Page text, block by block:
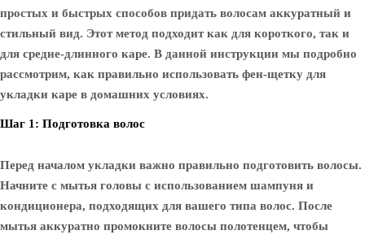
простых и быстрых способов придать волосам аккуратный и
стильный вид. Этот метод подходит как для короткого, так и
для средне-длинного каре. В данной инструкции мы подробно
рассмотрим, как правильно использовать фен-щетку для
укладки каре в домашних условиях.
Шаг 1: Подготовка волос
Перед началом укладки важно правильно подготовить волосы.
Начните с мытья головы с использованием шампуня и
кондиционера, подходящих для вашего типа волос. После
мытья аккуратно промокните волосы полотенцем, чтобы